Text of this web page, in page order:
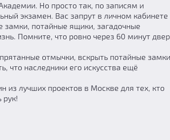
Но просто так, по записям и
экзамен. Вас запрут в личном кабинете
потайные ящики, загадочные
Помните, что ровно через 60 минут
отмычки, вскрыть потайные
что наследники его искусства ещё
из лучших проектов в Москве для тех, кто
рук!